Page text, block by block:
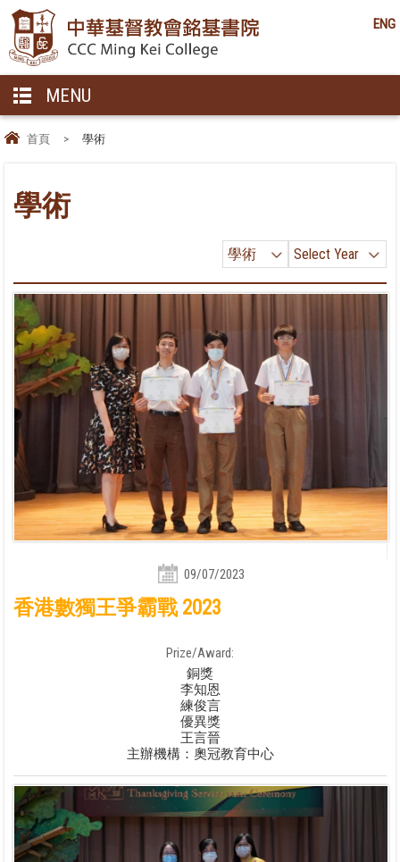
ENG
MENU
首頁 > 學術
學術
Select Year
學術
09/07/2023
香港數獨王爭霸戰 2023
Prize/Award:
銅獎
李知恩
練俊言
優異獎
王言晉
主辦機構：奧冠教育中心